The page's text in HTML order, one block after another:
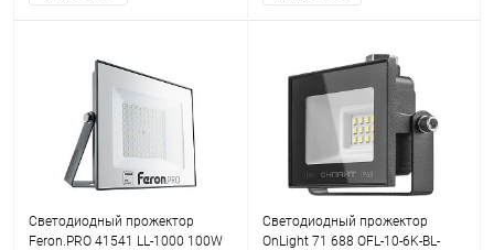
Светодиодный прожектор
Feron.PRO 41541 LL-1000 100W
Светодиодный прожектор
OnLight 71 688 OFL-10-6K-BL-